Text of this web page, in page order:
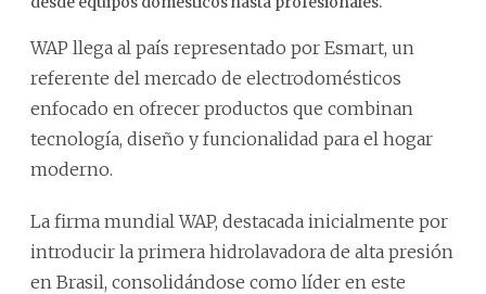
WAP llega al país representado por Esmart, un
referente del mercado de electrodomésticos
enfocado en ofrecer productos que combinan
tecnología, diseño y funcionalidad para el hogar
moderno.
La firma mundial WAP, destacada inicialmente por
introducir la primera hidrolavadora de alta presión
en Brasil, consolidándose como líder en este